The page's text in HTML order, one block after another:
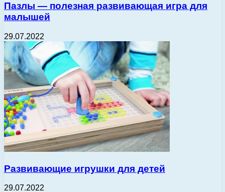
Пазлы — полезная развивающая игра для
малышей
29.07.2022
Развивающие игрушки для детей
29.07.2022